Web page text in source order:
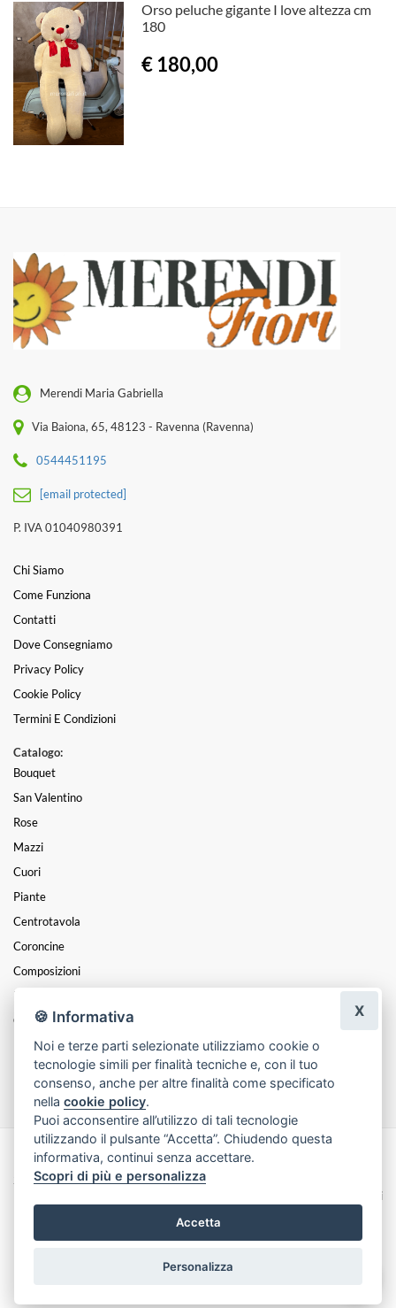
Orso peluche gigante I love altezza cm
180
€ 180,00
Merendi Maria Gabriella
Via Baiona, 65, 48123 - Ravenna (Ravenna)
0544451195
[email protected]
P. IVA 01040980391
Chi Siamo
Come Funziona
Contatti
Dove Consegniamo
Privacy Policy
Cookie Policy
Termini E Condizioni
Catalogo:
Bouquet
San Valentino
Rose
Mazzi
Cuori
Piante
Centrotavola
Coroncine
Composizioni
Festa Della Mamma
Cesti
Funebre
Festa Della Donna
Made with byInfoser.it- Realizzazione Siti ecommerce per Fioristi
2026
Termini e Condizioni
🍪 Informativa
Noi e terze parti selezionate utilizziamo cookie o
tecnologie simili per finalità tecniche e, con il tuo
consenso, anche per altre finalità come specificato
nellacookie policy.
Puoi acconsentire all’utilizzo di tali tecnologie
utilizzando il pulsante “Accetta”. Chiudendo questa
informativa, continui senza accettare.
Scopri di più e personalizza
Accetta
Personalizza
X